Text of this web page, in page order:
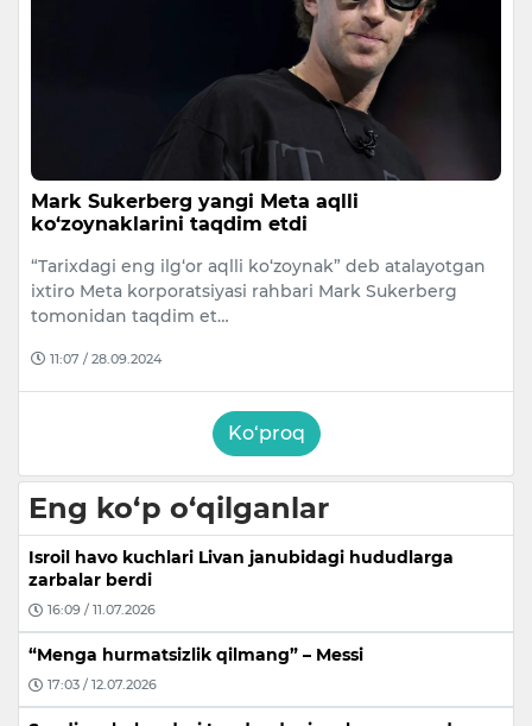
Mark Sukerberg yangi Meta aqlli
ko‘zoynaklarini taqdim etdi
“Tarixdagi eng ilg‘or aqlli ko‘zoynak” deb atalayotgan
ixtiro Meta korporatsiyasi rahbari Mark Sukerberg
tomonidan taqdim et…
11:07 / 28.09.2024
Ko‘proq
Eng ko‘p o‘qilganlar
Isroil havo kuchlari Livan janubidagi hududlarga
zarbalar berdi
16:09 / 11.07.2026
“Menga hurmatsizlik qilmang” – Messi
17:03 / 12.07.2026